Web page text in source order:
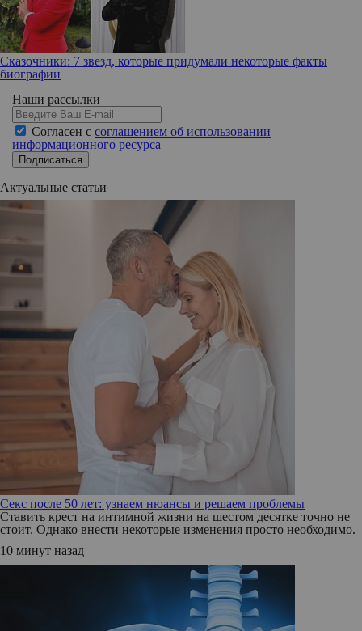
Сказочники: 7 звезд, которые придумали некоторые факты
биографии
Наши рассылки
Согласен с соглашением об использовании
информационного ресурса
Подписаться
Актуальные статьи
Секс после 50 лет: узнаем нюансы и решаем проблемы
Ставить крест на интимной жизни на шестом десятке точно не
стоит. Однако внести некоторые изменения просто необходимо.
10 минут назад